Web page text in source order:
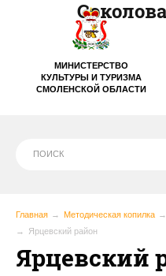
МИНИСТЕРСТВО
КУЛЬТУРЫ И ТУРИЗМА
СМОЛЕНСКОЙ ОБЛАСТИ
Главная Методическая копилка
Ярцевский район
Ярцевский